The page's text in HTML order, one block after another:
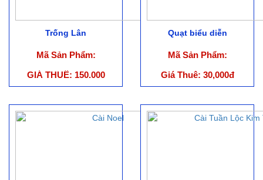
Trống Lân
Mã Sản Phẩm:
GIÁ THUÊ: 150.000
Quạt biểu diễn
Mã Sản Phẩm:
Giá Thuê: 30,000đ